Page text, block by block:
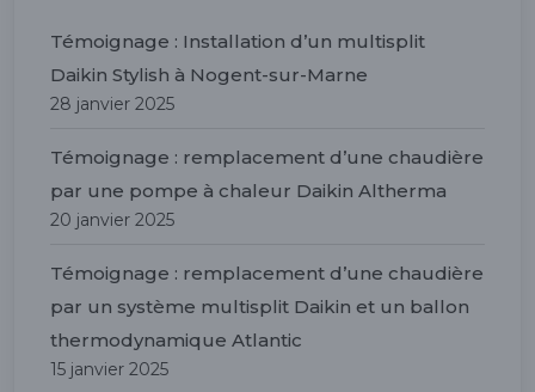
Témoignage : Installation d’un multisplit
Daikin Stylish à Nogent-sur-Marne
28 janvier 2025
Témoignage : remplacement d’une chaudière
par une pompe à chaleur Daikin Altherma
20 janvier 2025
Témoignage : remplacement d’une chaudière
par un système multisplit Daikin et un ballon
thermodynamique Atlantic
15 janvier 2025